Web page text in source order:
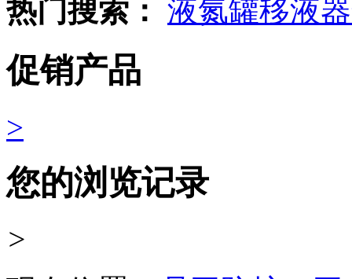
热门搜索： 液氮罐移液器
促销产品
>
您的浏览记录
>